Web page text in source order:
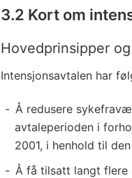
3.2 Kort om
Hovedprinsipper
Intensjonsavtalen har
Å redusere
avtaleperioden i
2001, i henhold til
Å få tilsatt langt flere